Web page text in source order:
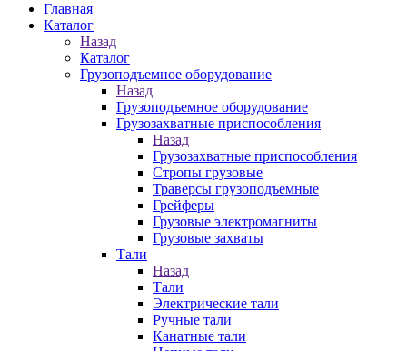
Главная
Каталог
Назад
Каталог
Грузоподъемное оборудование
Назад
Грузоподъемное оборудование
Грузозахватные приспособления
Назад
Грузозахватные приспособления
Стропы грузовые
Траверсы грузоподъемные
Грейферы
Грузовые электромагниты
Грузовые захваты
Тали
Назад
Тали
Электрические тали
Ручные тали
Канатные тали